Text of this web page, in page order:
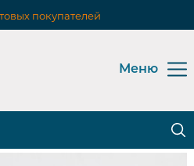
покупателей
Меню